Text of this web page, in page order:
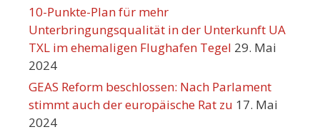
10-Punkte-Plan für mehr
Unterbringungsqualität in der Unterkunft UA
TXL im ehemaligen Flughafen Tegel 29. Mai
2024
GEAS Reform beschlossen: Nach Parlament
stimmt auch der europäische Rat zu 17. Mai
2024